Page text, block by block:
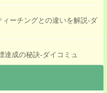
す方法
ーチングとの違いを解説-ダ
成の秘訣‐ダイコミュ